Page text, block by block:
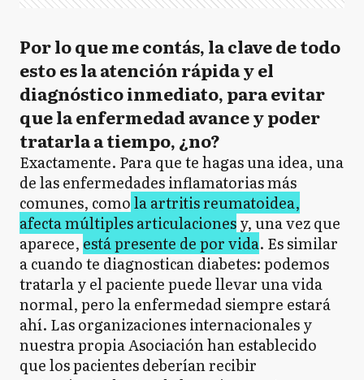
Por lo que me contás, la clave de todo
esto es la atención rápida y el
diagnóstico inmediato, para evitar
que la enfermedad avance y poder
tratarla a tiempo, ¿no?
Exactamente. Para que te hagas una idea, una
de las enfermedades inflamatorias más
comunes, comola artritis reumatoidea,
afecta múltiples articulacionesy, una vez que
aparece, está presente de por vida. Es similar
a cuando te diagnostican diabetes: podemos
tratarla y el paciente puede llevar una vida
normal, pero la enfermedad siempre estará
ahí. Las organizaciones internacionales y
nuestra propia Asociación han establecido
que los pacientes deberían recibir